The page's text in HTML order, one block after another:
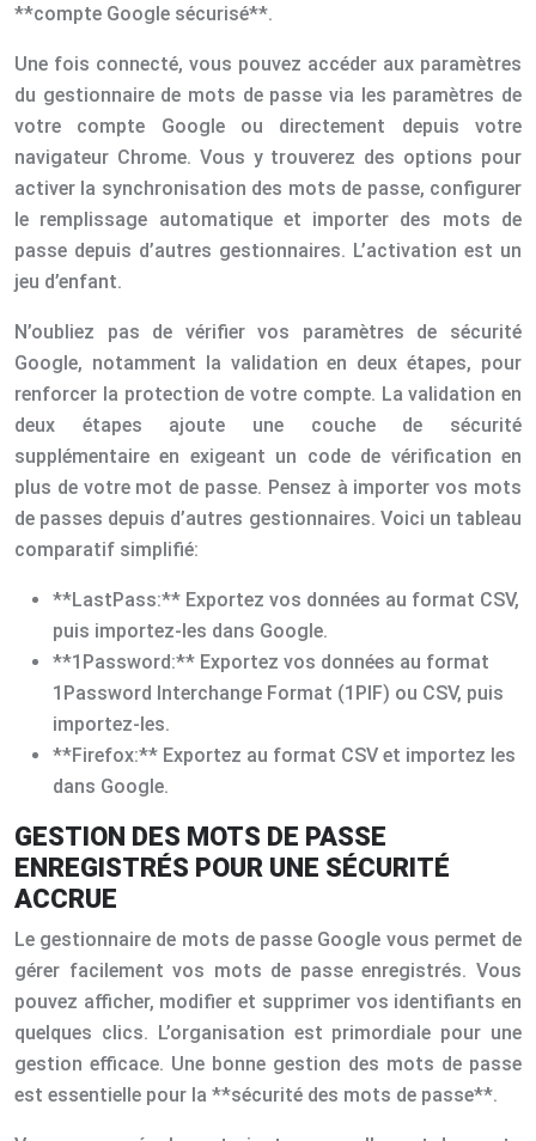
**compte Google sécurisé**.
Une fois connecté, vous pouvez accéder aux paramètres
du gestionnaire de mots de passe via les paramètres de
votre compte Google ou directement depuis votre
navigateur Chrome. Vous y trouverez des options pour
activer la synchronisation des mots de passe, configurer
le remplissage automatique et importer des mots de
passe depuis d’autres gestionnaires. L’activation est un
jeu d’enfant.
N’oubliez pas de vérifier vos paramètres de sécurité
Google, notamment la validation en deux étapes, pour
renforcer la protection de votre compte. La validation en
deux étapes ajoute une couche de sécurité
supplémentaire en exigeant un code de vérification en
plus de votre mot de passe. Pensez à importer vos mots
de passes depuis d’autres gestionnaires. Voici un tableau
comparatif simplifié:
**LastPass:** Exportez vos données au format CSV,
puis importez-les dans Google.
**1Password:** Exportez vos données au format
1Password Interchange Format (1PIF) ou CSV, puis
importez-les.
**Firefox:** Exportez au format CSV et importez les
dans Google.
GESTION DES MOTS DE PASSE
ENREGISTRÉS POUR UNE SÉCURITÉ
ACCRUE
Le gestionnaire de mots de passe Google vous permet de
gérer facilement vos mots de passe enregistrés. Vous
pouvez afficher, modifier et supprimer vos identifiants en
quelques clics. L’organisation est primordiale pour une
gestion efficace. Une bonne gestion des mots de passe
est essentielle pour la **sécurité des mots de passe**.